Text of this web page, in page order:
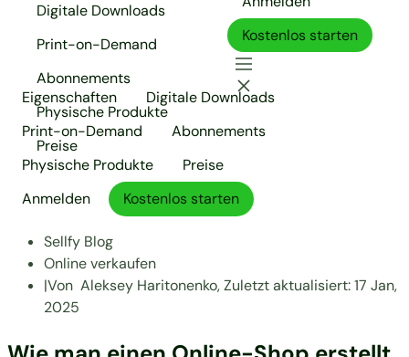
Digitale Downloads
Print-on-Demand
Abonnements
Physische Produkte
Preise
Kostenlos starten
Eigenschaften
Digitale Downloads
Print-on-Demand
Abonnements
Physische Produkte
Preise
Anmelden
Kostenlos starten
Sellfy Blog
Online verkaufen
|Von Aleksey Haritonenko,Zuletzt aktualisiert:17 Jan,
2025